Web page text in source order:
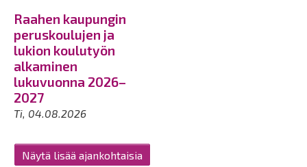
Raahen kaupungin
peruskoulujen ja
lukion koulutyön
alkaminen
lukuvuonna 2026–
2027
Ti, 04.08.2026
Näytä lisää ajankohtaisia